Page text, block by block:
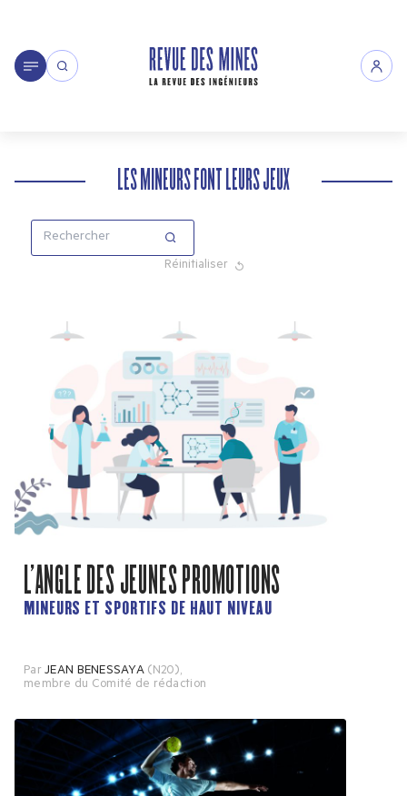
LES MINEURS FONT LEURS JEUX
Réinitialiser
L'ANGLE DES JEUNES PROMOTIONS
MINEURS ET SPORTIFS DE HAUT NIVEAU
ParJEAN BENESSAYA (N20),
membre du Comité de rédaction